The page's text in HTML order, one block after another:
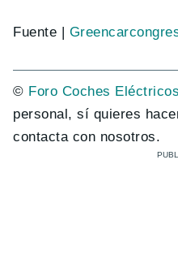
Fuente |
© Foro Coches Eléctricos
personal, sí quieres
contacta con nosotros.